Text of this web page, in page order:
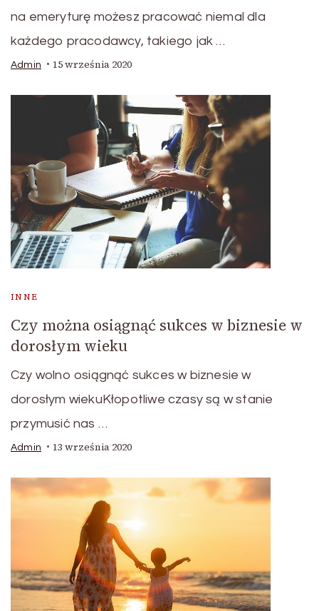
na emeryturę możesz pracować niemal dla
każdego pracodawcy, takiego jak …
Admin 15 września 2020
INNE
Czy można osiągnąć sukces w biznesie w
dorosłym wieku
Czy wolno osiągnąć sukces w biznesie w
dorosłym wiekuKłopotliwe czasy są w stanie
przymusić nas …
Admin 13 września 2020